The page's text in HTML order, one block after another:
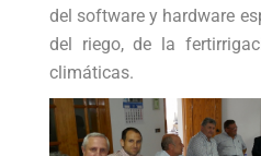
del software y hardware
del riego, de la
climáticas.